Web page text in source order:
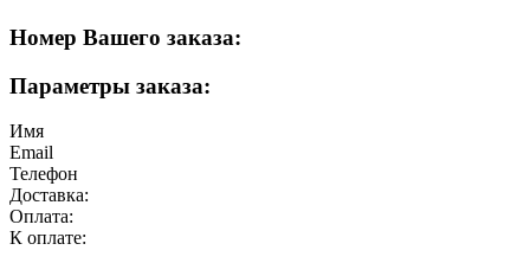
Номер Вашего заказа:
Параметры заказа:
Имя
Email
Телефон
Доставка:
Оплата:
К оплате: